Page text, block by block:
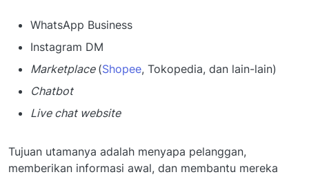
WhatsApp Business
Instagram DM
Marketplace (Shopee, Tokopedia, dan lain-lain)
Chatbot
Live chat website
Tujuan utamanya adalah menyapa pelanggan,
memberikan informasi awal, dan membantu mereka